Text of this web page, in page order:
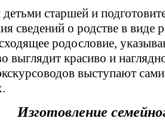
старшей и
сведений о родстве в виде
родословие,
красиво и
выступают
Изготовление